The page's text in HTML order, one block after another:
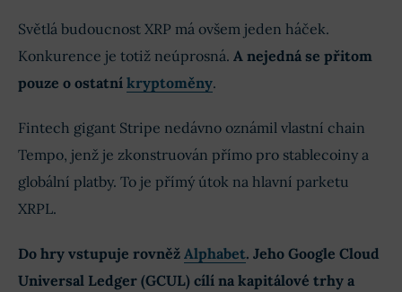
Světlá budoucnost XRP má ovšem jeden háček.
Konkurence je totiž neúprosná. A nejedná se přitom
pouze o ostatní kryptoměny.
Fintech gigant Stripe nedávno oznámil vlastní chain
Tempo, jenž je zkonstruován přímo pro stablecoiny a
globální platby. To je přímý útok na hlavní parketu
XRPL.
Do hry vstupuje rovněž Alphabet. Jeho Google Cloud
Universal Ledger (GCUL) cílí na kapitálové trhy a